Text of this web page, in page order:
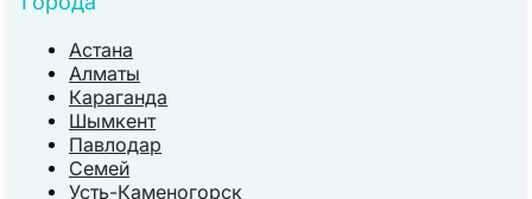
Астана
Алматы
Караганда
Шымкент
Павлодар
Семей
Усть-Каменогорск